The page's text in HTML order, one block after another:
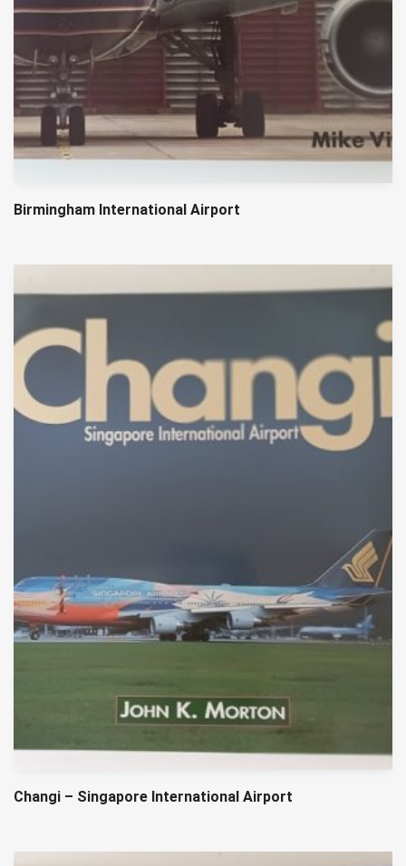
Birmingham International Airport
Changi – Singapore International Airport